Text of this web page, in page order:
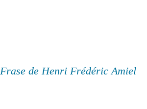
Frase de Henri Frédéric Amiel